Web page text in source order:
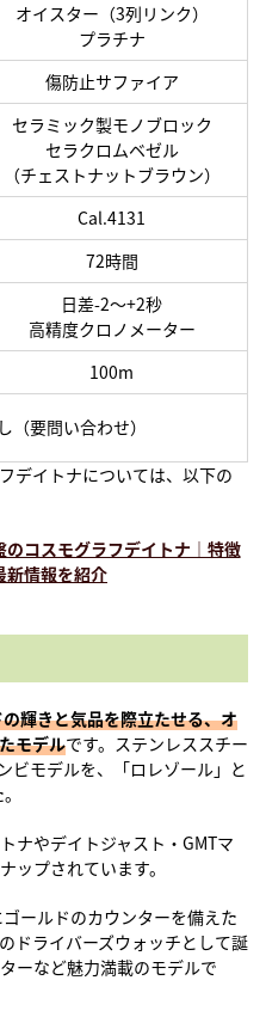
オイスター（3列リンク）
プラチナ
傷防止サファイア
セラミック製モノブロック
セラクロムベゼル
（チェストナットブラウン）
Cal.4131
72時間
日差-2〜+2秒
高精度クロノメーター
100m
（要問い合わせ）
デイトナについては、以下の
のコスモグラフデイトナ｜特徴
新情報を紹介
輝きと気品を際立たせる、オ
モデルです。ステンレススチー
ビモデルを、「ロレゾール」と
ナやデイトジャスト・GMTマ
プされています。
ールドのカウンターを備えた
ドライバーズウォッチとして誕
ーなど魅力満載のモデルで